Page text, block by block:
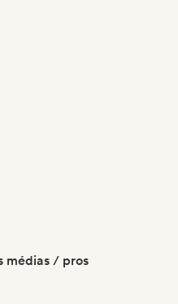
médias / pros